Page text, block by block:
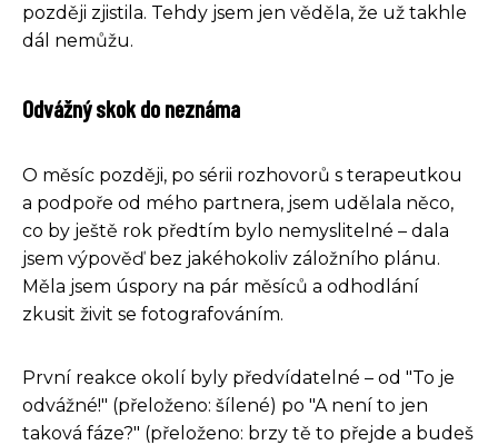
později zjistila. Tehdy jsem jen věděla, že už takhle
dál nemůžu.
Odvážný skok do neznáma
O měsíc později, po sérii rozhovorů s terapeutkou
a podpoře od mého partnera, jsem udělala něco,
co by ještě rok předtím bylo nemyslitelné – dala
jsem výpověď bez jakéhokoliv záložního plánu.
Měla jsem úspory na pár měsíců a odhodlání
zkusit živit se fotografováním.
První reakce okolí byly předvídatelné – od "To je
odvážné!" (přeloženo: šílené) po "A není to jen
taková fáze?" (přeloženo: brzy tě to přejde a budeš